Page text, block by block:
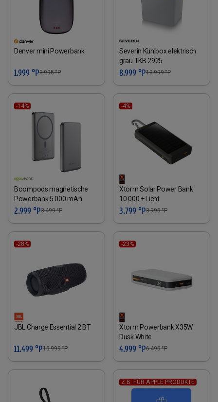
Denver mini Powerbank
1.999 °P3.995°P
Severin Kühlbox elektrisch
grau TKB 2925
8.999 °P13.999°P
-14%
Boompods magnetische
Powerbank 5.000 mAh
2.999 °P3.499°P
-4%
Xtorm Solar Power Bank
10.000 + Licht
3.799 °P3.995°P
-28%
JBL Charge Essential 2 BT
11.499 °P15.999°P
-23%
Xtorm Powerbank X35W
Dusk White
4.999 °P6.495°P
Z.B. FÜR APPLE PRODUKTE